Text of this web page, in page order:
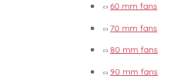
60 mm fans
70 mm fans
80 mm fans
90 mm fans